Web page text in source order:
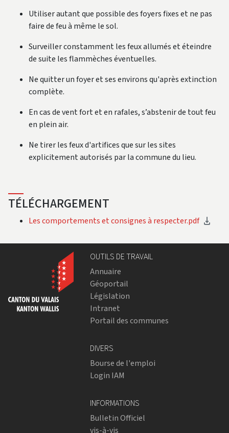
Utiliser autant que possible des foyers fixes et ne pas
faire de feu à même le sol.
Surveiller constamment les feux allumés et éteindre
de suite les flammèches éventuelles.
Ne quitter un foyer et ses environs qu'après extinction
complète.
En cas de vent fort et en rafales, s’abstenir de tout feu
en plein air.
Ne tirer les feux d'artifices que sur les sites
explicitement autorisés par la commune du lieu.
TÉLÉCHARGEMENT
Les comportements et consignes à respecter.pdf
OUTILS DE TRAVAIL
Annuaire
Géoportail
Législation
Intranet
Portail des communes
DIVERS
Bourse de l'emploi
Login IAM
INFORMATIONS
Bulletin Officiel
vis-à-vis